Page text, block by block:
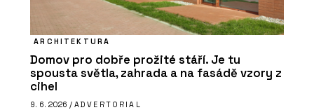
ARCHITEKTURA
Domov pro dobře prožité stáří. Je tu
spousta světla, zahrada a na fasádě vzory z
cihel
9. 6. 2026 / ADVERTORIAL